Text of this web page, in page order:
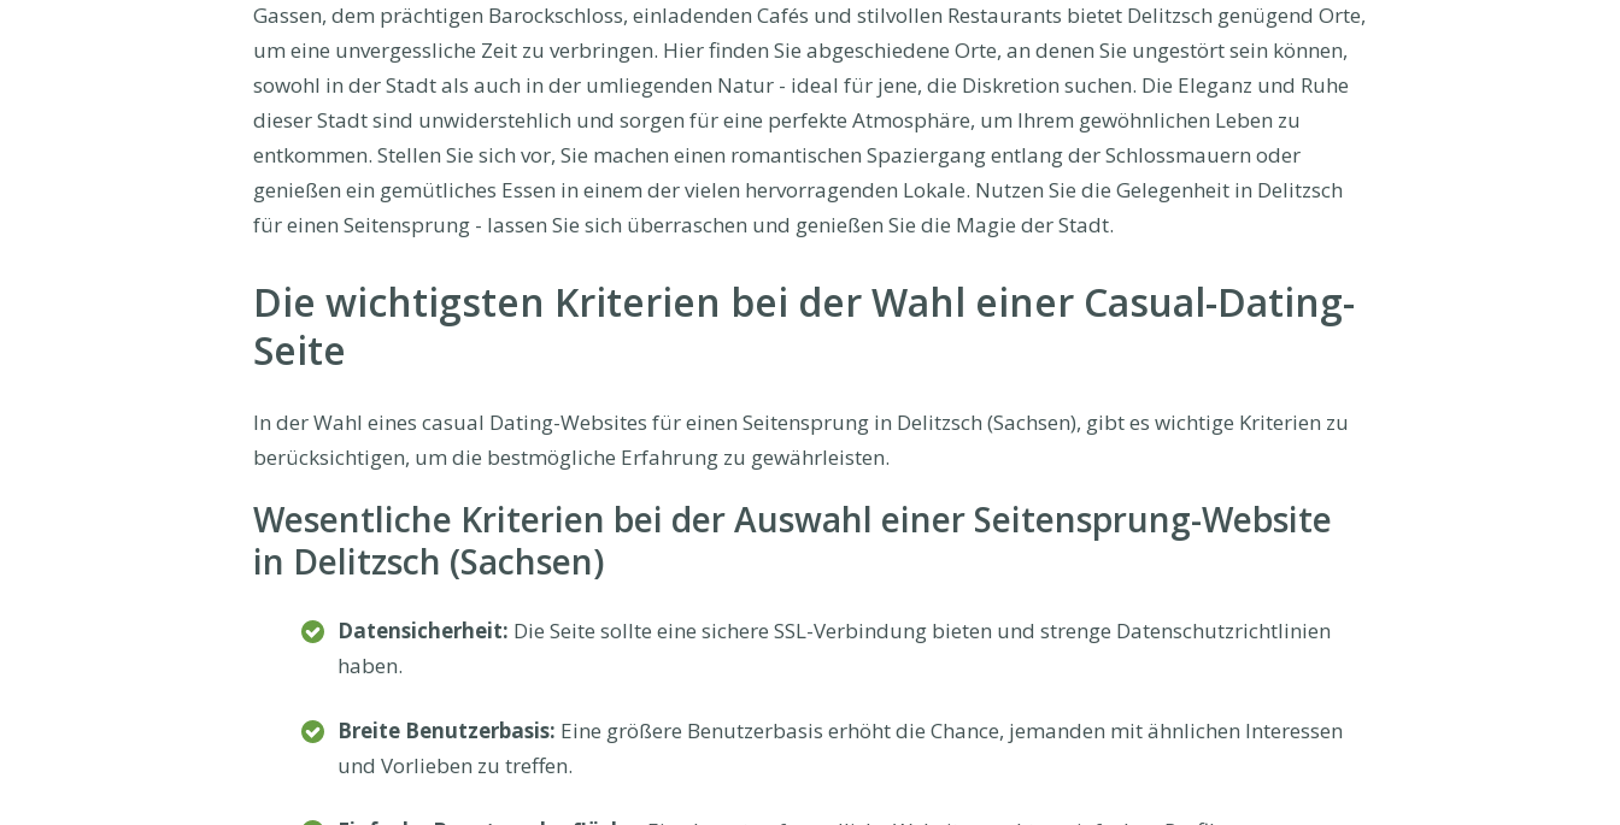
Gassen, dem prächtigen Barockschloss, einladenden Cafés und stilvollen Restaurants bietet Delitzsch genügend Orte,
um eine unvergessliche Zeit zu verbringen. Hier finden Sie abgeschiedene Orte, an denen Sie ungestört sein können,
sowohl in der Stadt als auch in der umliegenden Natur - ideal für jene, die Diskretion suchen. Die Eleganz und Ruhe
dieser Stadt sind unwiderstehlich und sorgen für eine perfekte Atmosphäre, um Ihrem gewöhnlichen Leben zu
entkommen. Stellen Sie sich vor, Sie machen einen romantischen Spaziergang entlang der Schlossmauern oder
genießen ein gemütliches Essen in einem der vielen hervorragenden Lokale. Nutzen Sie die Gelegenheit in Delitzsch
für einen Seitensprung - lassen Sie sich überraschen und genießen Sie die Magie der Stadt.
Die wichtigsten Kriterien bei der Wahl einer Casual-Dating-
Seite
In der Wahl eines casual Dating-Websites für einen Seitensprung in Delitzsch (Sachsen), gibt es wichtige Kriterien zu
berücksichtigen, um die bestmögliche Erfahrung zu gewährleisten.
Wesentliche Kriterien bei der Auswahl einer Seitensprung-Website
in Delitzsch (Sachsen)
Datensicherheit: Die Seite sollte eine sichere SSL-Verbindung bieten und strenge Datenschutzrichtlinien
haben.
Breite Benutzerbasis: Eine größere Benutzerbasis erhöht die Chance, jemanden mit ähnlichen Interessen
und Vorlieben zu treffen.